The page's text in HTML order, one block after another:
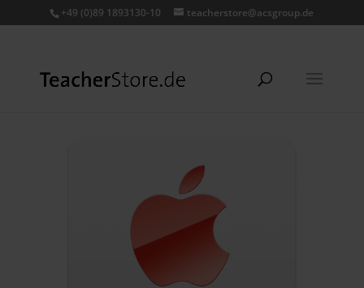
+49 (0)89 1893130-10 teacherstore@acsgroup.de